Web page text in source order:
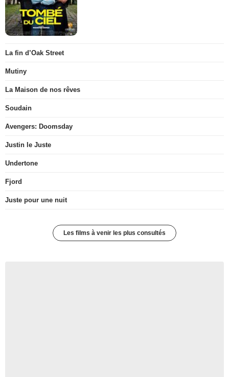
La fin d’Oak Street
Mutiny
La Maison de nos rêves
Soudain
Avengers: Doomsday
Justin le Juste
Undertone
Fjord
Juste pour une nuit
Les films à venir les plus consultés